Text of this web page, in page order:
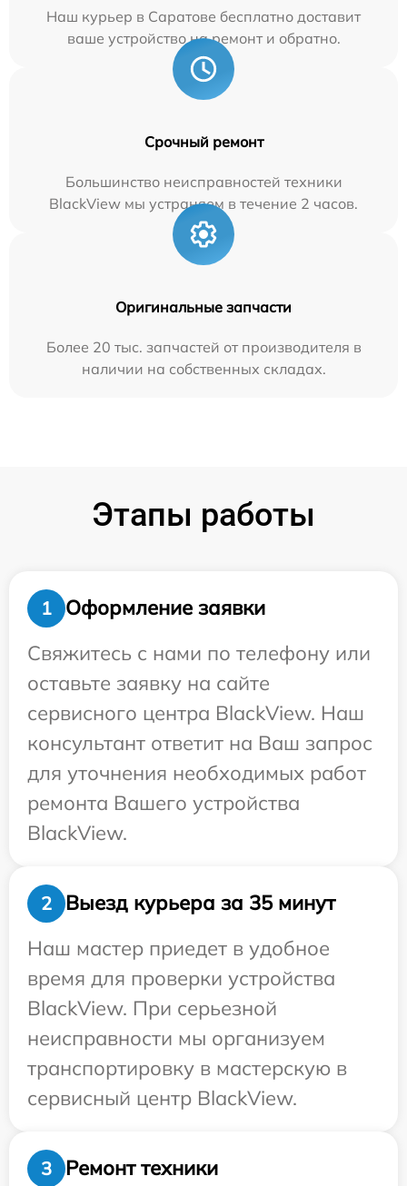
Наш курьер в Саратове бесплатно доставит
ваше устройство на ремонт и обратно.
Срочный ремонт
Большинство неисправностей техники
BlackView мы устраняем в течение 2 часов.
Оригинальные запчасти
Более 20 тыс. запчастей от производителя в
наличии на собственных складах.
Этапы работы
1
Оформление заявки
Свяжитесь с нами по телефону или
оставьте заявку на сайте
сервисного центра BlackView. Наш
консультант ответит на Ваш запрос
для уточнения необходимых работ
ремонта Вашего устройства
BlackView.
2
Выезд курьера за 35 минут
Наш мастер приедет в удобное
время для проверки устройства
BlackView. При серьезной
неисправности мы организуем
транспортировку в мастерскую в
сервисный центр BlackView.
3 Ремонт техники